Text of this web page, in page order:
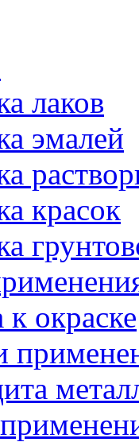
лаков
эмалей
красок
к окраске